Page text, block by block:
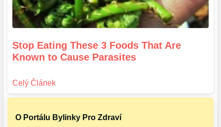
Stop Eating These 3 Foods That Are
Known to Cause Parasites
O Portálu Bylinky Pro Zdraví